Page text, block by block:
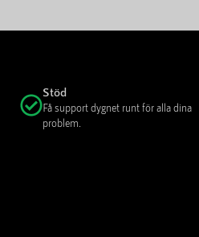
Stöd
Få support dygnet runt för alla dina
problem.